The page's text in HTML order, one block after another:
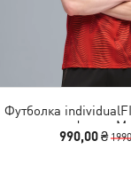
Футболка
Jersey
990,00 ₴